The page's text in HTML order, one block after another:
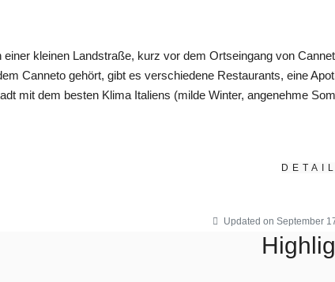
kleinen Landstraße, kurz vor dem Ortseingang von
Canneto gehört, gibt es verschiedene Restaurants, eine
mit dem besten Klima Italiens (milde Winter, angenehme
Updated on September